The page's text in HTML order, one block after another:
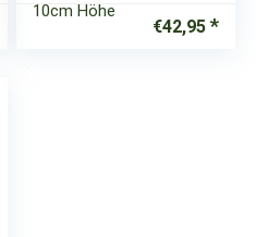
10cm Höhe
€42,95